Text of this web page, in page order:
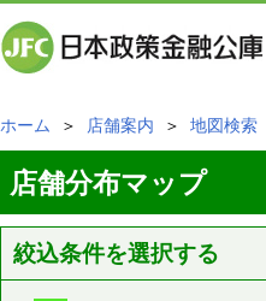
ホーム ＞ 店舗案内 ＞ 地図検索
店舗分布マップ
絞込条件を選択する